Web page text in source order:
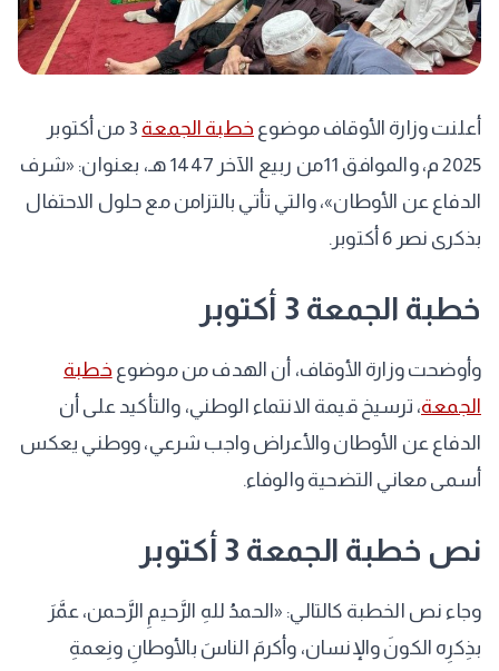
أعلنت وزارة الأوقاف موضوع خطبة الجمعة
3 من أكتوبر
2025 م، والموافق 11من ربيع الآخر 1447 هـ، بعنوان: «شرف
الدفاع عن الأوطان»، والتي تأتي بالتزامن مع حلول الاحتفال
بذكرى نصر 6 أكتوبر.
خطبة الجمعة 3 أكتوبر
وأوضحت وزارة الأوقاف، أن الهدف من موضوع خطبة
الجمعة، ترسيخ قيمة الانتماء الوطني، والتأكيد على أن
الدفاع عن الأوطان والأعراض واجب شرعي، ووطني يعكس
أسمى معاني التضحية والوفاء.
نص خطبة الجمعة 3 أكتوبر
وجاء نص الخطبة كالتالي: «الحمدُ للهِ الرَّحيمِ الرَّحمن، عمَّرَ
بذِكرِه الكونَ والإنسان، وأكرمَ الناسَ بالأوطانِ ونِعمةِ